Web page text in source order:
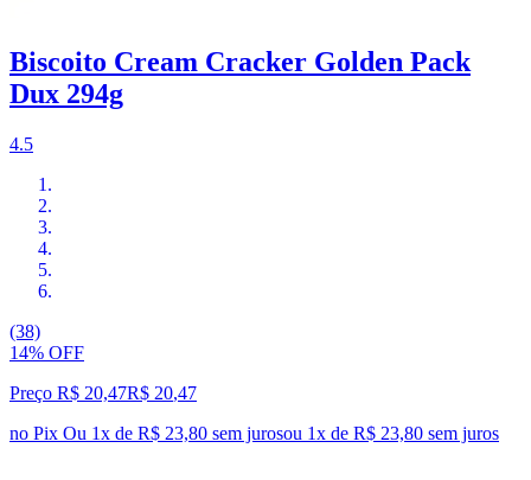
Biscoito Cream Cracker Golden Pack
Dux 294g
4.5
(38)
14% OFF
Preço R$ 20,47R$ 20,47
no Pix Ou 1x de R$ 23,80 sem jurosou 1x de R$ 23,80 sem juros